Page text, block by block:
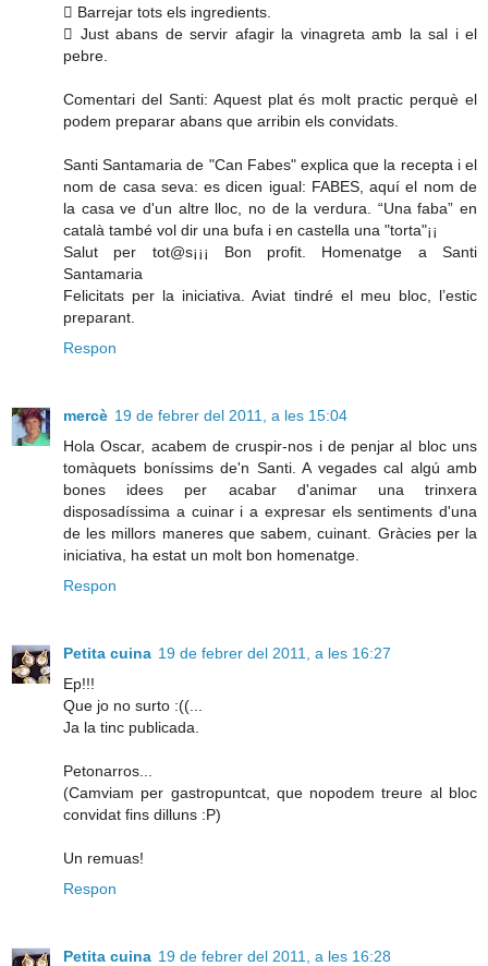
 Barrejar tots els ingredients.
 Just abans de servir afagir la vinagreta amb la sal i el
pebre.
Comentari del Santi: Aquest plat és molt practic perquè el
podem preparar abans que arribin els convidats.
Santi Santamaria de "Can Fabes" explica que la recepta i el
nom de casa seva: es dicen igual: FABES, aquí el nom de
la casa ve d'un altre lloc, no de la verdura. “Una faba” en
català també vol dir una bufa i en castella una "torta"¡¡
Salut per tot@s¡¡¡ Bon profit. Homenatge a Santi
Santamaria
Felicitats per la iniciativa. Aviat tindré el meu bloc, l’estic
preparant.
Respon
mercè 19 de febrer del 2011, a les 15:04
Hola Oscar, acabem de cruspir-nos i de penjar al bloc uns
tomàquets boníssims de'n Santi. A vegades cal algú amb
bones idees per acabar d'animar una trinxera
disposadíssima a cuinar i a expresar els sentiments d'una
de les millors maneres que sabem, cuinant. Gràcies per la
iniciativa, ha estat un molt bon homenatge.
Respon
Petita cuina 19 de febrer del 2011, a les 16:27
Ep!!!
Que jo no surto :((...
Ja la tinc publicada.
Petonarros...
(Camviam per gastropuntcat, que nopodem treure al bloc
convidat fins dilluns :P)
Un remuas!
Respon
Petita cuina 19 de febrer del 2011, a les 16:28